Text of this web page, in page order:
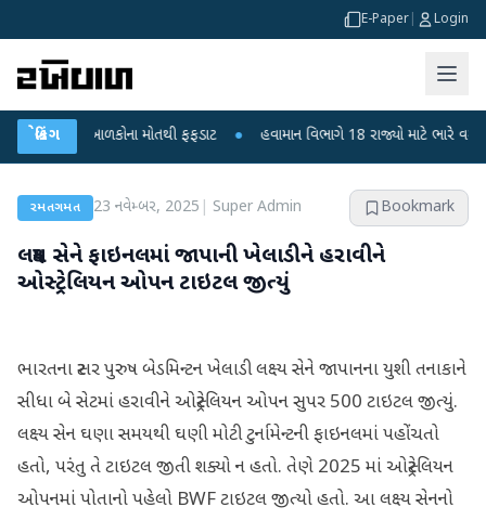
E-Paper Login
બ્રેકિંગ
6 બાળકોના મોતથી ફફડાટ ● હવામાન વિભાગે 18 રાજ્યો માટે ભારે વરસાદની
રમતગમત 23 નવેમ્બર, 2025 Super Admin Bookmark
લક્ષ્ય સેને ફાઇનલમાં જાપાની ખેલાડીને હરાવીને
ઓસ્ટ્રેલિયન ઓપન ટાઇટલ જીત્યું
ભારતના સ્ટાર પુરુષ બેડમિન્ટન ખેલાડી લક્ષ્ય સેને જાપાનના યુશી તનાકાને
સીધા બે સેટમાં હરાવીને ઓસ્ટ્રેલિયન ઓપન સુપર 500 ટાઇટલ જીત્યું.
લક્ષ્ય સેન ઘણા સમયથી ઘણી મોટી ટુર્નામેન્ટની ફાઇનલમાં પહોંચતો
હતો, પરંતુ તે ટાઇટલ જીતી શક્યો ન હતો. તેણે 2025 માં ઓસ્ટ્રેલિયન
ઓપનમાં પોતાનો પહેલો BWF ટાઇટલ જીત્યો હતો. આ લક્ષ્ય સેનનો